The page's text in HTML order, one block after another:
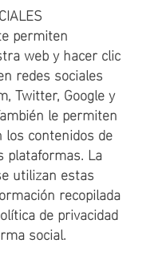
permiten
web y hacer clic
redes sociales
Twitter, Google y
le permiten
contenidos de
plataformas. La
utilizan estas
recopilada
de privacidad
social.